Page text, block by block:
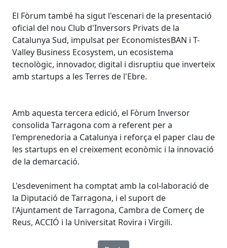
El Fòrum també ha sigut l'escenari de la presentació
oficial del nou Club d'Inversors Privats de la
Catalunya Sud, impulsat per EconomistesBAN i T-
Valley Business Ecosystem, un ecosistema
tecnològic, innovador, digital i disruptiu que inverteix
amb startups a les Terres de l'Ebre.
Amb aquesta tercera edició, el Fòrum Inversor
consolida Tarragona com a referent per a
l'emprenedoria a Catalunya i reforça el paper clau de
les startups en el creixement econòmic i la innovació
de la demarcació.
L'esdeveniment ha comptat amb la col-laboració de
la Diputació de Tarragona, i el suport de
l'Ajuntament de Tarragona, Cambra de Comerç de
Reus, ACCIÓ i la Universitat Rovira i Virgili.